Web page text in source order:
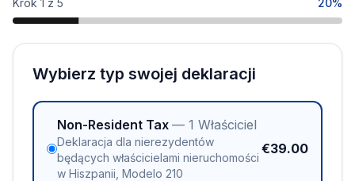
Krok 1 z 5 20%
Wybierz typ swojej deklaracji
Non-Resident Tax — 1 Właściciel
Deklaracja dla nierezydentów
będących właścicielami nieruchomości
w Hiszpanii, Modelo 210
€39.00